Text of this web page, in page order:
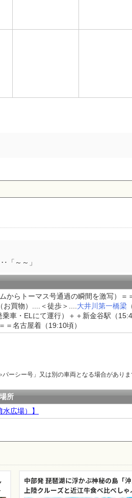
「～～」
からトーマス号通過の瞬間を激写）＝
（お買物）....＜徒歩＞....大井川第一橋梁
乗車・ELにて運行）＋＋新金谷駅（
＝名古屋着（19:10頃）
ーシー号」又は別の車両となる場合がありま
所
広場）】
中部発 琵琶湖に浮かぶ神秘の島「沖
上陸クルーズと近江牛食べ比べしゃ